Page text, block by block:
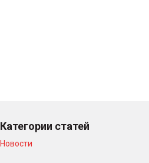
Категории статей
Новости